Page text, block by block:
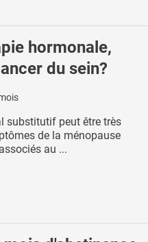
hormonale,
du sein?
substitutif peut être très
de la ménopause
au ...